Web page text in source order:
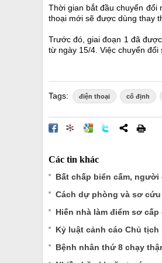
Thời gian bắt đầu chuyển đổi
thoại mới sẽ được dùng thay
Trước đó, giai đoạn 1 đã
từ ngày 15/4. Việc chuyển đổi
Tags: điện thoại cố định
Các tin khác
Bất chấp biển cấm,
Cách dự phòng và sơ
Hiến nhà làm điểm sơ
Kỷ luật cảnh cáo Chủ
Bệnh nhân thứ 8 chạy